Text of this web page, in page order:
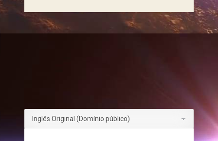
142:1.1 (1596.3) Durante todo este mês Jesus ou um dos
142:1.3 (1596.5) 2. Pela fé na paternidade de Deus vocês